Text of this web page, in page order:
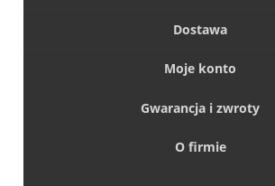
Dostawa
Moje konto
Gwarancja i zwroty
O firmie